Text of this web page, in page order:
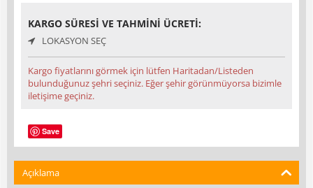
KARGO SÜRESI VE TAHMINI ÜCRETI:
LOKASYON SEÇ
Kargo fiyatlarını görmek için lütfen Haritadan/Listeden
bulunduğunuz şehri seçiniz. Eğer şehir görünmüyorsa bizimle
iletişime geçiniz.
Save
Açıklama